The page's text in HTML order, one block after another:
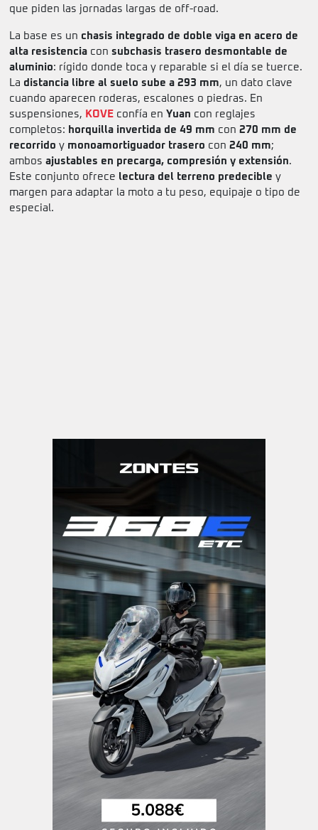
que piden las jornadas largas de off-road.
La base es un chasis integrado de doble viga en acero de
alta resistencia con subchasis trasero desmontable de
aluminio: rígido donde toca y reparable si el día se tuerce.
La distancia libre al suelo sube a 293 mm, un dato clave
cuando aparecen roderas, escalones o piedras. En
suspensiones, KOVE confía en Yuan con reglajes
completos: horquilla invertida de 49 mm con 270 mm de
recorrido y monoamortiguador trasero con 240 mm;
ambos ajustables en precarga, compresión y extensión.
Este conjunto ofrece lectura del terreno predecible y
margen para adaptar la moto a tu peso, equipaje o tipo de
especial.